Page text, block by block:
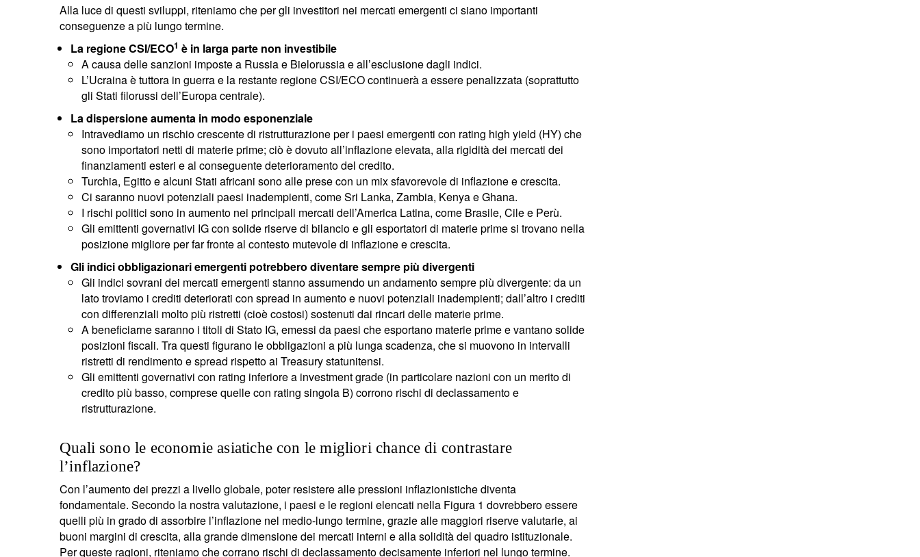
Alla luce di questi sviluppi, riteniamo che per gli investitori nei mercati emergenti ci siano importanti
conseguenze a più lungo termine.
La regione CSI/ECO1 è in larga parte non investibile
A causa delle sanzioni imposte a Russia e Bielorussia e all’esclusione dagli indici.
L’Ucraina è tuttora in guerra e la restante regione CSI/ECO continuerà a essere penalizzata (soprattutto
gli Stati filorussi dell’Europa centrale).
La dispersione aumenta in modo esponenziale
Intravediamo un rischio crescente di ristrutturazione per i paesi emergenti con rating high yield (HY) che
sono importatori netti di materie prime; ciò è dovuto all’inflazione elevata, alla rigidità dei mercati dei
finanziamenti esteri e al conseguente deterioramento del credito.
Turchia, Egitto e alcuni Stati africani sono alle prese con un mix sfavorevole di inflazione e crescita.
Ci saranno nuovi potenziali paesi inadempienti, come Sri Lanka, Zambia, Kenya e Ghana.
I rischi politici sono in aumento nei principali mercati dell’America Latina, come Brasile, Cile e Perù.
Gli emittenti governativi IG con solide riserve di bilancio e gli esportatori di materie prime si trovano nella
posizione migliore per far fronte al contesto mutevole di inflazione e crescita.
Gli indici obbligazionari emergenti potrebbero diventare sempre più divergenti
Gli indici sovrani dei mercati emergenti stanno assumendo un andamento sempre più divergente: da un
lato troviamo i crediti deteriorati con spread in aumento e nuovi potenziali inadempienti; dall’altro i crediti
con differenziali molto più ristretti (cioè costosi) sostenuti dai rincari delle materie prime.
A beneficiarne saranno i titoli di Stato IG, emessi da paesi che esportano materie prime e vantano solide
posizioni fiscali. Tra questi figurano le obbligazioni a più lunga scadenza, che si muovono in intervalli
ristretti di rendimento e spread rispetto ai Treasury statunitensi.
Gli emittenti governativi con rating inferiore a investment grade (in particolare nazioni con un merito di
credito più basso, comprese quelle con rating singola B) corrono rischi di declassamento e
ristrutturazione.
Quali sono le economie asiatiche con le migliori chance di contrastare
l’inflazione?
Con l’aumento dei prezzi a livello globale, poter resistere alle pressioni inflazionistiche diventa
fondamentale. Secondo la nostra valutazione, i paesi e le regioni elencati nella Figura 1 dovrebbero essere
quelli più in grado di assorbire l’inflazione nel medio-lungo termine, grazie alle maggiori riserve valutarie, ai
buoni margini di crescita, alla grande dimensione dei mercati interni e alla solidità del quadro istituzionale.
Per queste ragioni, riteniamo che corrano rischi di declassamento decisamente inferiori nel lungo termine.